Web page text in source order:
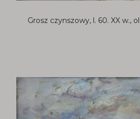
Grosz czynszowy, l. 60. XX w.,